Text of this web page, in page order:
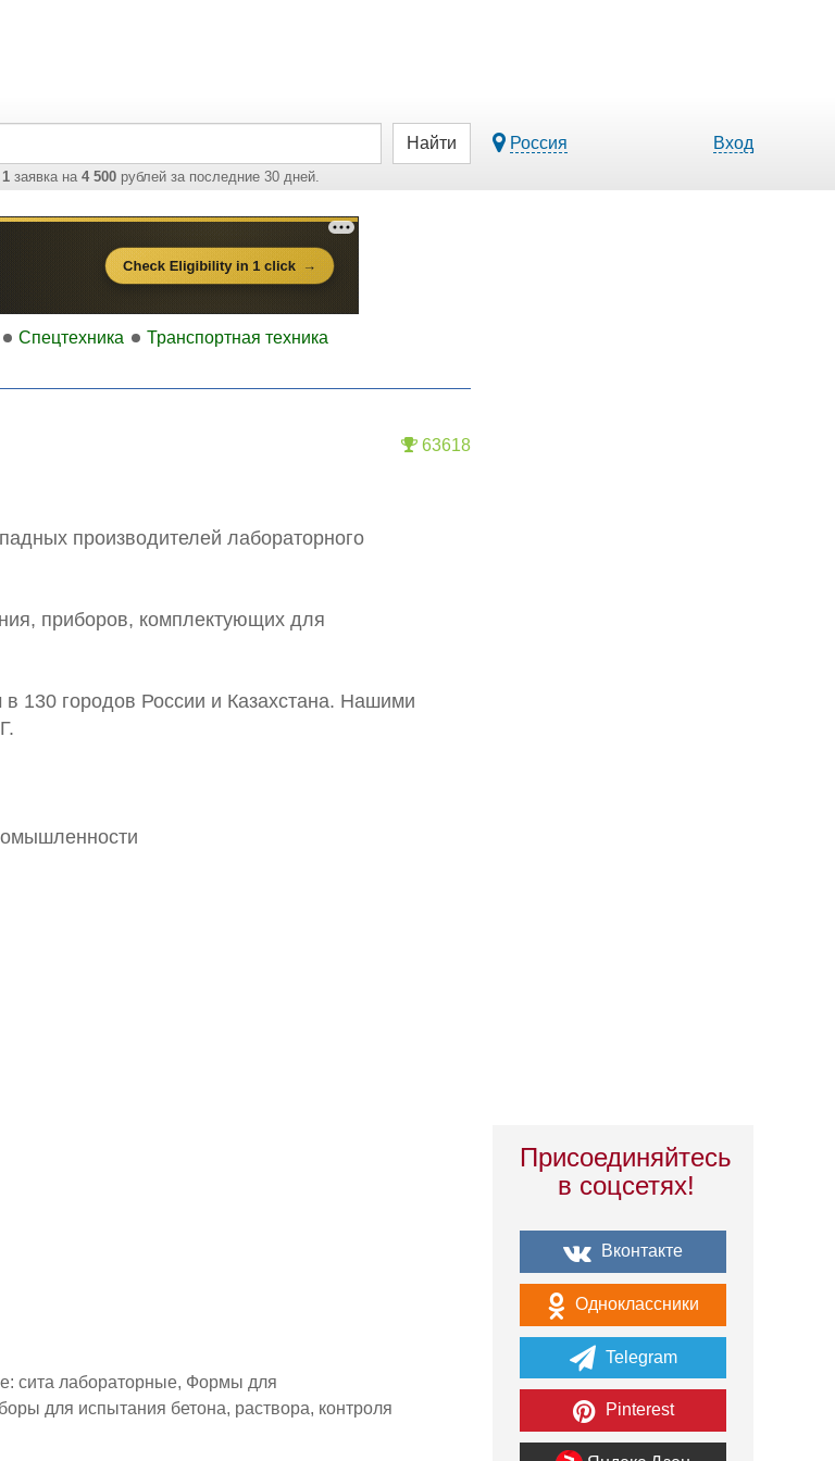
1 заявка на 4 500 рублей за последние 30 дней.
Найти Россия Вход
Спецтехника
Транспортная техника
63618
производителей лабораторного
приборов, комплектующих для
130 городов России и Казахстана. Нашими
сита лабораторные, Формы для
для испытания бетона, раствора, контроля
Присоединяйтесь
в соцсетях!
Вконтакте
Одноклассники
Telegram
Pinterest